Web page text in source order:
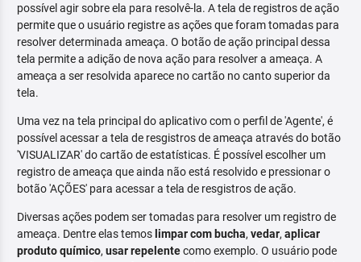
possível agir sobre ela para resolvê-la. A tela de registros de ação
permite que o usuário registre as ações que foram tomadas para
resolver determinada ameaça. O botão de ação principal dessa
tela permite a adição de nova ação para resolver a ameaça. A
ameaça a ser resolvida aparece no cartão no canto superior da
tela.
Uma vez na tela principal do aplicativo com o perfil de 'Agente', é
possível acessar a tela de resgistros de ameaça através do botão
'VISUALIZAR' do cartão de estatísticas. É possível escolher um
registro de ameaça que ainda não está resolvido e pressionar o
botão 'AÇÕES' para acessar a tela de resgistros de ação.
Diversas ações podem ser tomadas para resolver um registro de
ameaça. Dentre elas temos limpar com bucha, vedar, aplicar
produto químico, usar repelentecomo exemplo. O usuário pode